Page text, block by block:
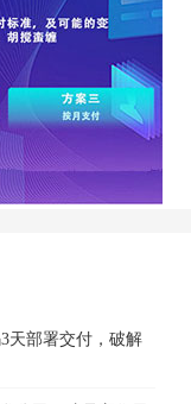
天部署交付，破解